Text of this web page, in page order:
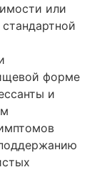
или
форме
и